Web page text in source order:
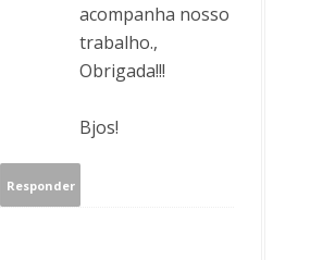
acompanha nosso
trabalho.,
Obrigada!!!
Bjos!
Responder